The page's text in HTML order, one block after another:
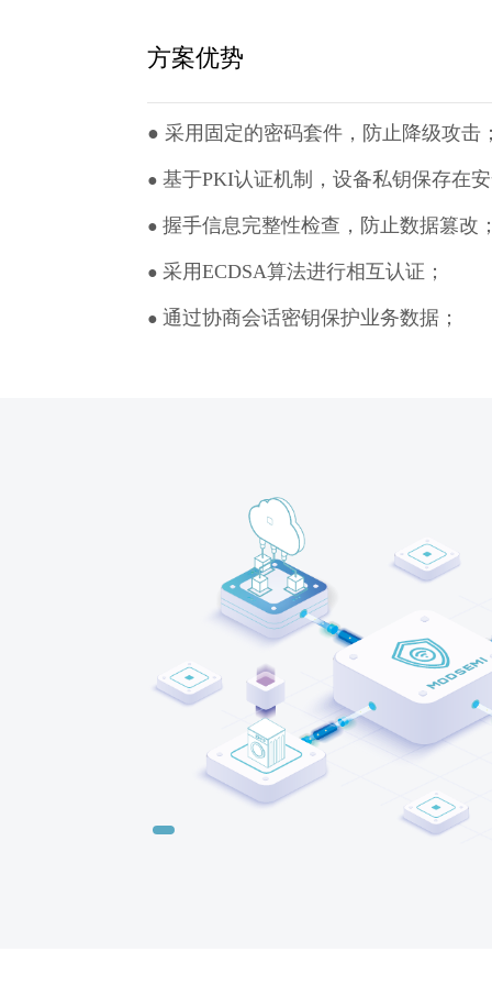
方案优势
●采用固定的密码套件，防止降级攻击
●基于PKI认证机制，设备私钥保存在
●握手信息完整性检查，防止数据篡改
●采用ECDSA算法进行相互认证；
●通过协商会话密钥保护业务数据；